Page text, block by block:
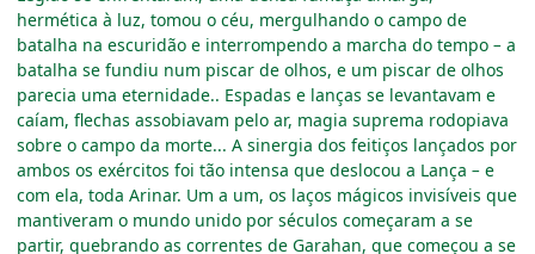
hermética à luz, tomou o céu, mergulhando o campo de
batalha na escuridão e interrompendo a marcha do tempo – a
batalha se fundiu num piscar de olhos, e um piscar de olhos
parecia uma eternidade.. Espadas e lanças se levantavam e
caíam, flechas assobiavam pelo ar, magia suprema rodopiava
sobre o campo da morte... A sinergia dos feitiços lançados por
ambos os exércitos foi tão intensa que deslocou a Lança – e
com ela, toda Arinar. Um a um, os laços mágicos invisíveis que
mantiveram o mundo unido por séculos começaram a se
partir, quebrando as correntes de Garahan, que começou a se